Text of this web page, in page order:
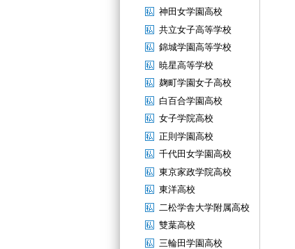
神田女学園高校
共立女子高等学校
錦城学園高等学校
暁星高等学校
麹町学園女子高校
白百合学園高校
女子学院高校
正則学園高校
千代田女学園高校
東京家政学院高校
東洋高校
二松学舎大学附属高校
雙葉高校
三輪田学園高校